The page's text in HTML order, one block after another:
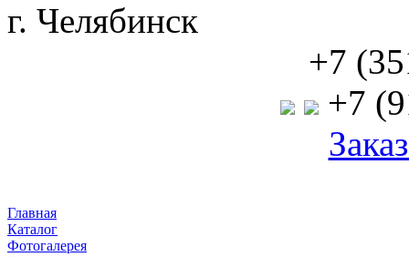
г. Челябинск
+7
+7
Главная
Каталог
Фотогалерея